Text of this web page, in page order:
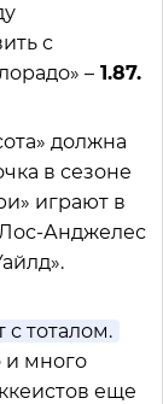
с
– 1.87.
должна
в сезоне
играют в
Анджелес
с тоталом.
и много
еще